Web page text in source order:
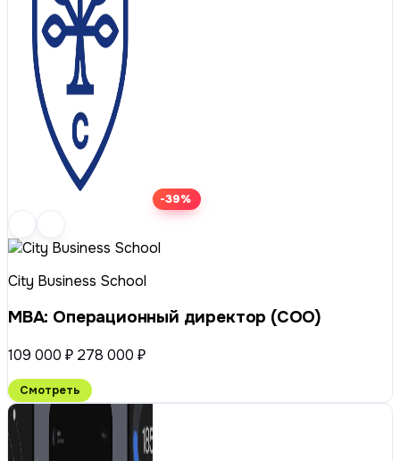
-39%
City Business School
МВА: Операционный директор (COO)
109 000 ₽ 278 000 ₽
Смотреть